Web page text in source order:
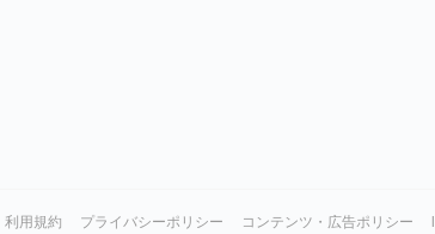
利用規約 プライバシーポリシー コンテンツ・広告ポリシー